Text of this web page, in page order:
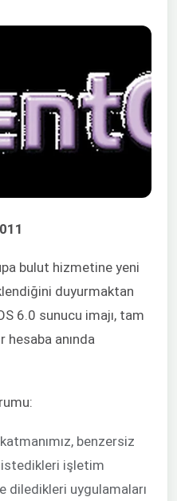
bulut hizmetine yeni
duyurmaktan
6.0 sunucu imajı, tam
anında
benzersiz
istedikleri işletim
diledikleri uygulamaları